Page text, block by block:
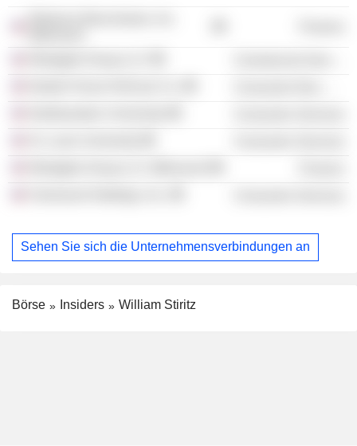
Sehen Sie sich die Unternehmensverbindungen an
Börse Insiders William Stiritz